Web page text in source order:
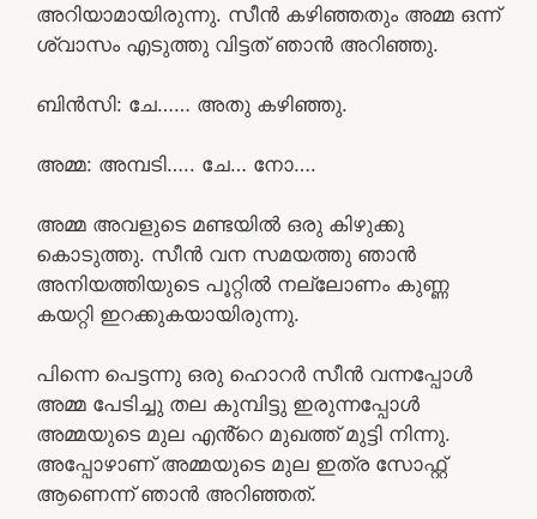
അറിയാമായിരുന്നു. സീൻ കഴിഞ്ഞതും അമ്മ ഒന്ന്
ശ്വാസം എടുത്തു വിട്ടത് ഞാൻ അറിഞ്ഞു.
ബിൻസി: ചേ…… അതു കഴിഞ്ഞു.
അമ്മ: അമ്പടി….. ചേ… നോ….
അമ്മ അവളുടെ മണ്ടയിൽ ഒരു കിഴുക്കു
കൊടുത്തു. സീൻ വന സമയത്തു ഞാൻ
അനിയത്തിയുടെ പൂറ്റിൽ നല്ലോണം കുണ്ണ
കയറ്റി ഇറക്കുകയായിരുന്നു.
പിന്നെ പെട്ടന്നു ഒരു ഹൊറർ സീൻ വന്നപ്പോൾ
അമ്മ പേടിച്ചു തല കുമ്പിട്ടു ഇരുന്നപ്പോൾ
അമ്മയുടെ മുല എൻ്റെ മുഖത്ത് മുട്ടി നിന്നു.
അപ്പോഴാണ് അമ്മയുടെ മുല ഇത്ര സോഫ്റ്റ്‌
ആണെന്ന് ഞാൻ അറിഞ്ഞത്.